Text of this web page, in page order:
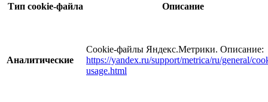
Тип cookie-файла Описание
Аналитические
Cookie-файлы Яндекс.Метрики. Описание:
https://yandex.ru/support/metrica/ru/general/
usage.html